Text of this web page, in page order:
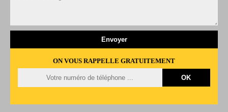
ON VOUS RAPPELLE GRATUITEMENT